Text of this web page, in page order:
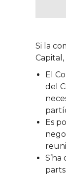
Si la
El
del
Es